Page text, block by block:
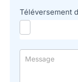
Téléversement